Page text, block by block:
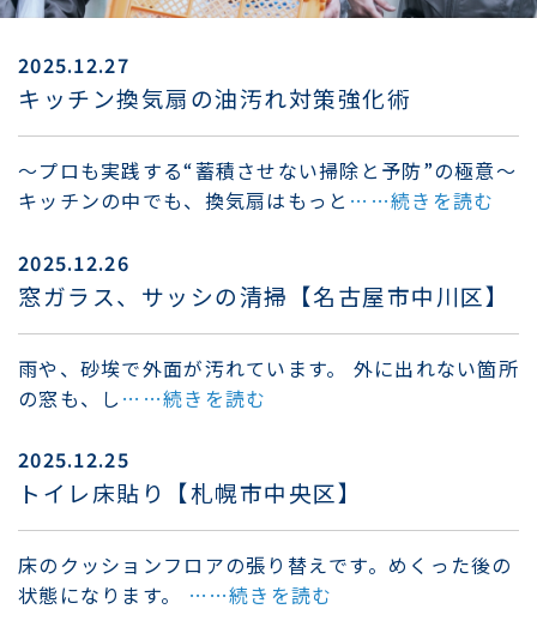
2025.12.27
キッチン換気扇の油汚れ対策強化術
～プロも実践する“蓄積させない掃除と予防”の極意～
キッチンの中でも、換気扇はもっと ……続きを読む
2025.12.26
窓ガラス、サッシの清掃【名古屋市中川区】
雨や、砂埃で外面が汚れています。 外に出れない箇所
の窓も、し ……続きを読む
2025.12.25
トイレ床貼り【札幌市中央区】
床のクッションフロアの張り替えです。めくった後の
状態になります。
……続きを読む